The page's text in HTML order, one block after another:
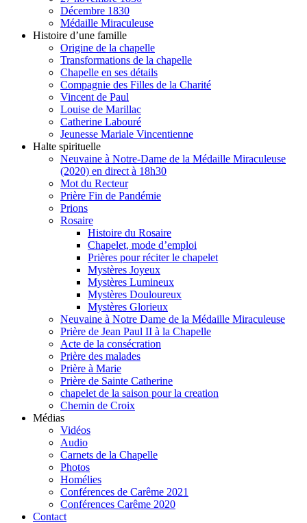
Décembre 1830
Médaille Miraculeuse
Histoire d’une famille
Origine de la chapelle
Transformations de la chapelle
Chapelle en ses détails
Compagnie des Filles de la Charité
Vincent de Paul
Louise de Marillac
Catherine Labouré
Jeunesse Mariale Vincentienne
Halte spirituelle
Neuvaine à Notre-Dame de la Médaille Miraculeuse
(2020) en direct à 18h30
Mot du Recteur
Prière Fin de Pandémie
Prions
Rosaire
Histoire du Rosaire
Chapelet, mode d’emploi
Prières pour réciter le chapelet
Mystères Joyeux
Mystères Lumineux
Mystères Douloureux
Mystères Glorieux
Neuvaine à Notre Dame de la Médaille Miraculeuse
Prière de Jean Paul II à la Chapelle
Acte de la consécration
Prière des malades
Prière à Marie
Prière de Sainte Catherine
chapelet de la saison pour la creation
Chemin de Croix
Médias
Vidéos
Audio
Carnets de la Chapelle
Photos
Homélies
Conférences de Carême 2021
Conférences Carême 2020
Contact